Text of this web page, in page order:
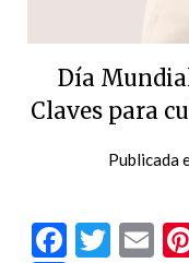
Día
Claves para
Publicada